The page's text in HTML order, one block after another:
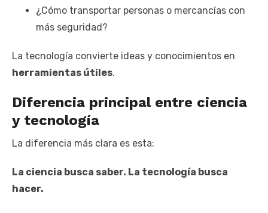
¿Cómo transportar personas o mercancías con
más seguridad?
La tecnología convierte ideas y conocimientos en
herramientas útiles.
Diferencia principal entre ciencia
y tecnología
La diferencia más clara es esta:
La ciencia busca saber. La tecnología busca
hacer.